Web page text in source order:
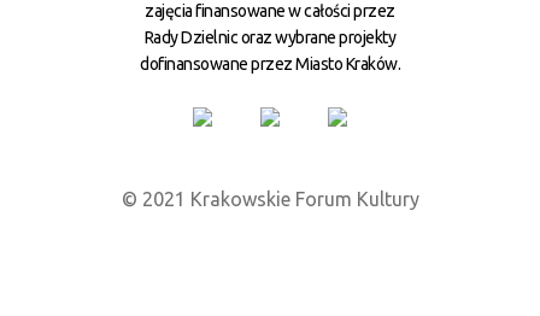
zajęcia finansowane w całości przez
Rady Dzielnic oraz wybrane projekty
dofinansowane przez Miasto Kraków.
© 2021 Krakowskie Forum Kultury